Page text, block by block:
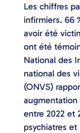
Les chiffres
infirmiers. 66
avoir été
ont été
National des
national des
(ONVS)
augmentation
entre 2022 et
psychiatres